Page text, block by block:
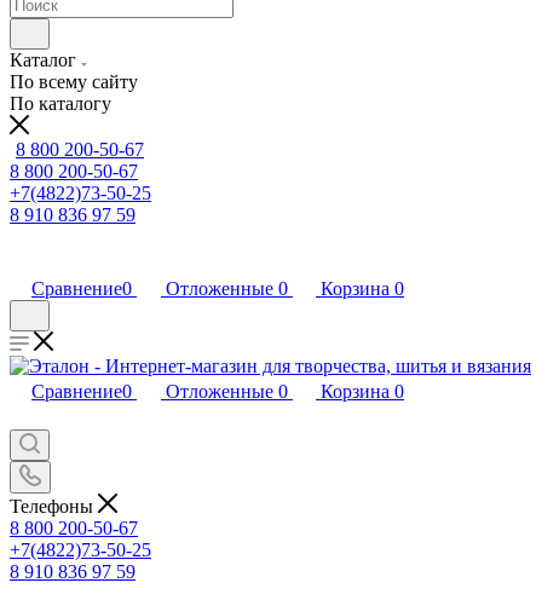
Каталог
По всему сайту
По каталогу
8 800 200-50-67
8 800 200-50-67
+7(4822)73-50-25
8 910 836 97 59
Сравнение0 Отложенные 0 Корзина 0
Сравнение0 Отложенные 0 Корзина 0
Телефоны
8 800 200-50-67
+7(4822)73-50-25
8 910 836 97 59